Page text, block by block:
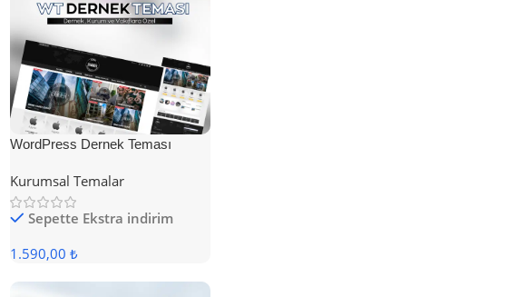
WordPress Dernek Teması
Kurumsal Temalar
Sepette Ekstra indirim
1.590,00 ₺